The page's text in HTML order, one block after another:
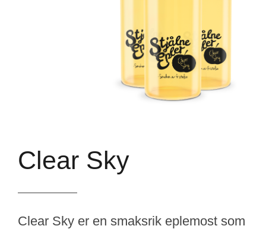
Clear Sky
Clear Sky er en smaksrik eplemost som